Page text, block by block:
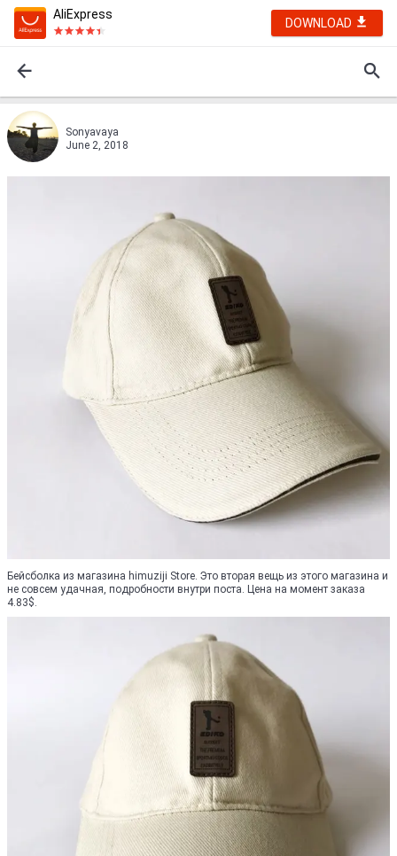
AliExpress
DOWNLOAD
Sonyavaya
June 2, 2018
Бейсболка из магазина himuziji Store. Это вторая вещь из этого магазина и
не совсем удачная, подробности внутри поста. Цена на момент заказа
4.83$.